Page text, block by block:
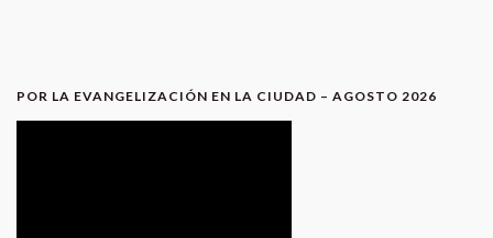
POR LA EVANGELIZACIÓN EN LA CIUDAD – AGOSTO 2026